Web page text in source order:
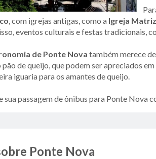
, com igrejas antigas, como a Igreja
eventos culturais e festas tradicionais,
de Ponte Nova também merece
de queijo, que podem ser apreciados
iguaria para os amantes de queijo.
sua passagem de ônibus para Ponte Nova
Ponte Nova